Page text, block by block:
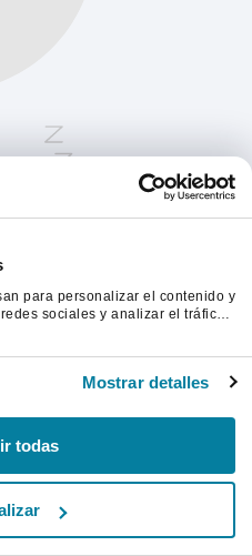
para personalizar el contenido y
sociales y analizar el tráfico.
a partir del uso que haya
Mostrar detalles
todas
para continuar.